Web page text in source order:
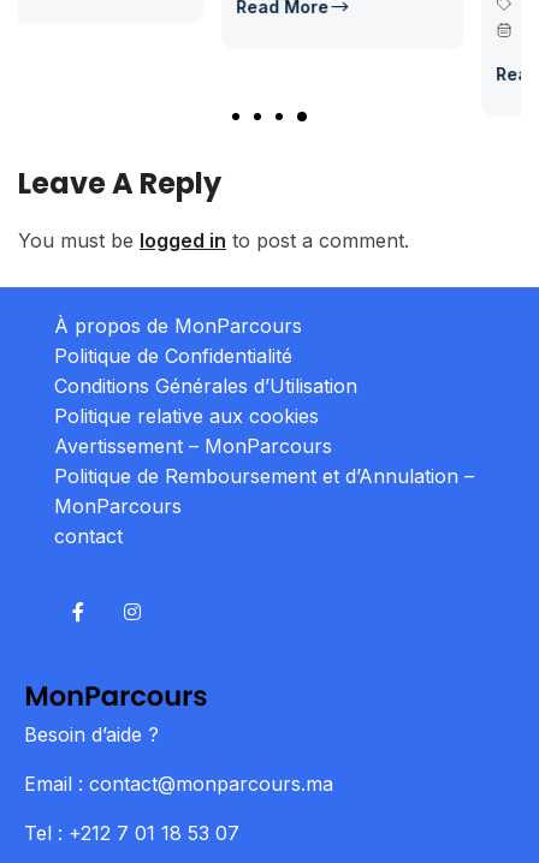
Leave A Reply
You must be logged in to post a comment.
À propos de MonParcours
Politique de Confidentialité
Conditions Générales d’Utilisation
Politique relative aux cookies
Avertissement – MonParcours
Politique de Remboursement et d’Annulation –
MonParcours
contact
Besoin d’aide ?
Email : contact@monparcours.ma
Tel : +212 7 01 18 53 07